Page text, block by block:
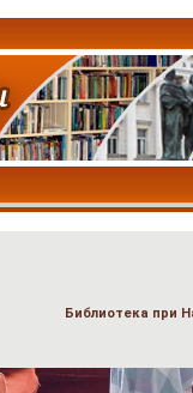
Библиотека при